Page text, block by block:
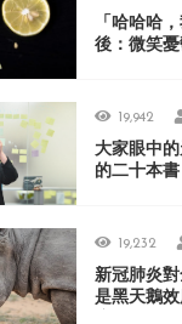
「哈哈哈
後：微笑
19,942
大家眼中
的二十本書
19,232
新冠肺炎
是黑天鵝